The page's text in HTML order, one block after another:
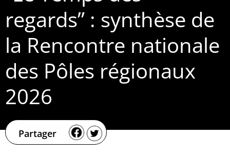
regards” : synthèse de
la Rencontre nationale
des Pôles régionaux
2026
Partager